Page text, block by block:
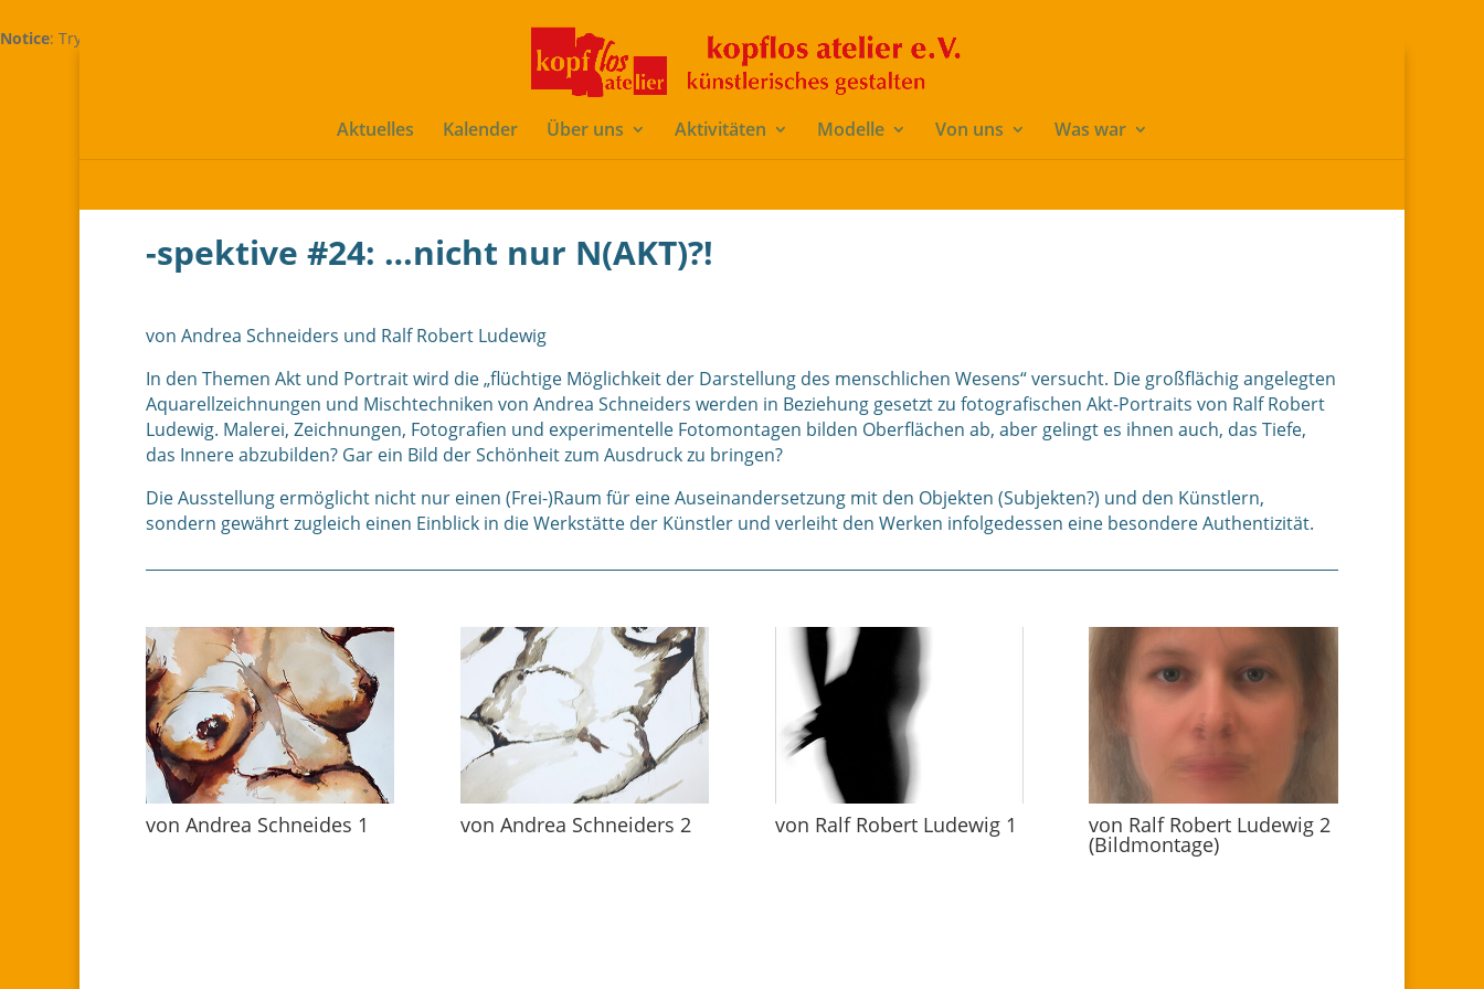
Notice: Trying to access array offset on value of type bool in /home/kopggdle/www.kopflos-ev.de/wp-content/themes/di-basis/includes/builder/functions.php
Aktuelles Kalender Über uns Aktivitäten Modelle Von uns Was war
-spektive #24: …nicht nur N(AKT)?!
von Andrea Schneiders und Ralf Robert Ludewig
In den Themen Akt und Portrait wird die „flüchtige Möglichkeit der Darstellung des menschlichen Wesens“ versucht. Die großflächig angelegten
Aquarellzeichnungen und Mischtechniken von Andrea Schneiders werden in Beziehung gesetzt zu fotografischen Akt-Portraits von Ralf Robert
Ludewig. Malerei, Zeichnungen, Fotografien und experimentelle Fotomontagen bilden Oberflächen ab, aber gelingt es ihnen auch, das Tiefe,
das Innere abzubilden? Gar ein Bild der Schönheit zum Ausdruck zu bringen?
Die Ausstellung ermöglicht nicht nur einen (Frei-)Raum für eine Auseinandersetzung mit den Objekten (Subjekten?) und den Künstlern,
sondern gewährt zugleich einen Einblick in die Werkstätte der Künstler und verleiht den Werken infolgedessen eine besondere Authentizität.
von Andrea Schneides 1 von Andrea Schneiders 2 von Ralf Robert Ludewig 1 von Ralf Robert Ludewig 2
(Bildmontage)